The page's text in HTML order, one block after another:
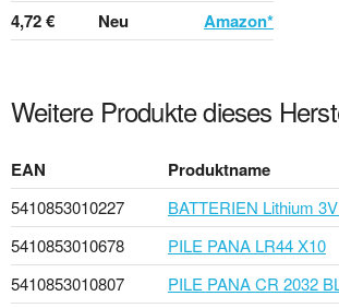
4,72 €
Neu Amazon*
Weitere Produkte dieses
EAN Produktname
5410853010227
BATTERIEN Lithium
5410853010678
PILE PANA LR44 X10
5410853010807
PILE PANA CR 2032